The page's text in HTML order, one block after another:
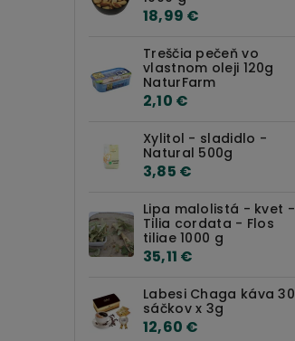
18,99 €
Treščia pečeň vo
vlastnom oleji 120g
NaturFarm
2,10 €
Xylitol - sladidlo -
Natural 500g
3,85 €
Lipa malolistá - kvet -
Tilia cordata - Flos
tiliae 1000 g
35,11 €
Labesi Chaga káva 30
sáčkov x 3g
12,60 €